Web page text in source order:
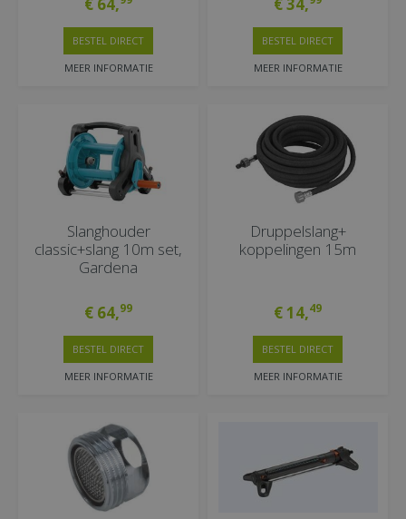
MEER INFORMATIE
BESTEL DIRECT
MEER INFORMATIE
BESTEL DIRECT
Slanghouder
classic+slang 10m set,
Gardena
€ 64,99
MEER INFORMATIE
BESTEL DIRECT
Druppelslang+
koppelingen 15m
€14,49
MEER INFORMATIE
BESTEL DIRECT